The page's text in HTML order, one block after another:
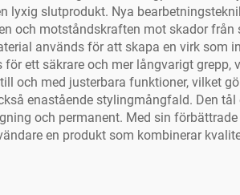
lyxig slutprodukt. Nya
och motståndskraften mot skador
används för att skapa en virk som
för ett säkrare och mer långvarigt
och med justerbara funktioner, vilket
enastående stylingmångfald. Den
och permanent. Med sin
en produkt som kombinerar